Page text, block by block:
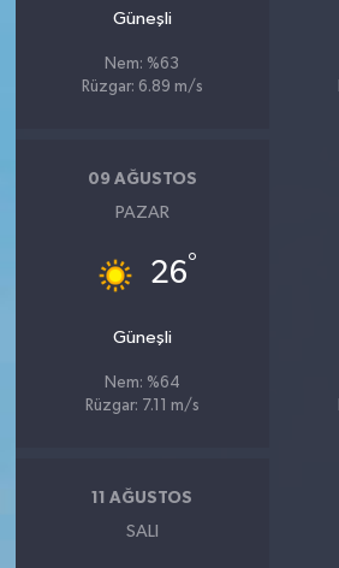
Güneşli
Nem: %63
Rüzgar: 6.89 m/s
09 AĞUSTOS
PAZAR
26°
Güneşli
Nem: %64
Rüzgar: 7.11 m/s
11 AĞUSTOS
SALI